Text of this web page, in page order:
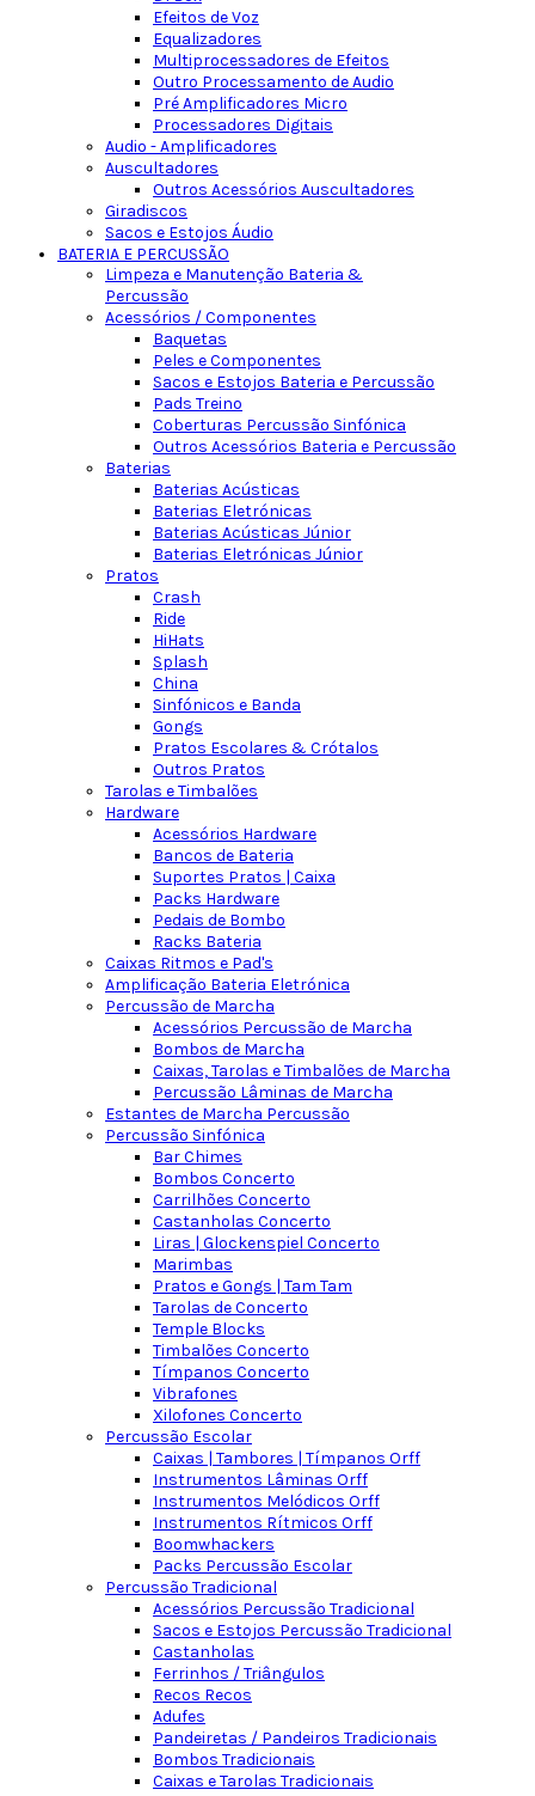
Efeitos de Voz
Equalizadores
Multiprocessadores de Efeitos
Outro Processamento de Audio
Pré Amplificadores Micro
Processadores Digitais
Audio - Amplificadores
Auscultadores
Outros Acessórios Auscultadores
Giradiscos
Sacos e Estojos Áudio
BATERIA E PERCUSSÃO
Limpeza e Manutenção Bateria &
Percussão
Acessórios / Componentes
Baquetas
Peles e Componentes
Sacos e Estojos Bateria e Percussão
Pads Treino
Coberturas Percussão Sinfónica
Outros Acessórios Bateria e Percussão
Baterias
Baterias Acústicas
Baterias Eletrónicas
Baterias Acústicas Júnior
Baterias Eletrónicas Júnior
Pratos
Crash
Ride
HiHats
Splash
China
Sinfónicos e Banda
Gongs
Pratos Escolares & Crótalos
Outros Pratos
Tarolas e Timbalões
Hardware
Acessórios Hardware
Bancos de Bateria
Suportes Pratos | Caixa
Packs Hardware
Pedais de Bombo
Racks Bateria
Caixas Ritmos e Pad's
Amplificação Bateria Eletrónica
Percussão de Marcha
Acessórios Percussão de Marcha
Bombos de Marcha
Caixas, Tarolas e Timbalões de Marcha
Percussão Lâminas de Marcha
Estantes de Marcha Percussão
Percussão Sinfónica
Bar Chimes
Bombos Concerto
Carrilhões Concerto
Castanholas Concerto
Liras | Glockenspiel Concerto
Marimbas
Pratos e Gongs | Tam Tam
Tarolas de Concerto
Temple Blocks
Timbalões Concerto
Tímpanos Concerto
Vibrafones
Xilofones Concerto
Percussão Escolar
Caixas | Tambores | Tímpanos Orff
Instrumentos Lâminas Orff
Instrumentos Melódicos Orff
Instrumentos Rítmicos Orff
Boomwhackers
Packs Percussão Escolar
Percussão Tradicional
Acessórios Percussão Tradicional
Sacos e Estojos Percussão Tradicional
Castanholas
Ferrinhos / Triângulos
Recos Recos
Adufes
Pandeiretas / Pandeiros Tradicionais
Bombos Tradicionais
Caixas e Tarolas Tradicionais